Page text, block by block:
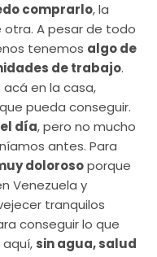
comprarlo, la
A pesar de todo
tenemos algo de
de trabajo.
en la casa,
pueda conseguir.
día, pero no mucho
antes. Para
dolorosoporque
Venezuela y
tranquilos
conseguir lo que
sin agua, salud